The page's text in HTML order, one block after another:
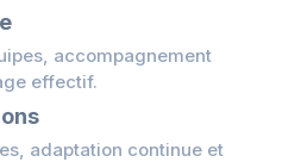
accompagnement
effectif.
adaptation continue et